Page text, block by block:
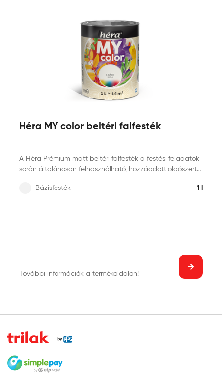
Héra MY color beltéri falfesték
A Héra Prémium matt beltéri falfesték a festési feladatok
során általánosan felhasználható, hozzáadott oldószert
biztosít. Ellenálló bevonatot képez, ugyanakkor nem
gátolja a fal természetes pára- és légáteresztését. NCS,
Bázisfesték 1 l
További információk a termékoldalon!